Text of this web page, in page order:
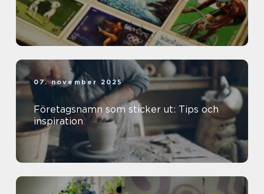
07. november 2025
Företagsnamn som sticker ut: Tips och
inspiration